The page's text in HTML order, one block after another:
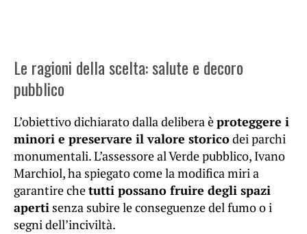
Le ragioni della scelta: salute e decoro
pubblico
L’obiettivo dichiarato dalla delibera èproteggere i
minori e preservare il valore storicodei parchi
monumentali. L’assessore al Verde pubblico, Ivano
Marchiol, ha spiegato come la modifica miri a
garantire chetutti possano fruire degli spazi
aperti senza subire le conseguenze del fumo o i
segni dell’inciviltà.